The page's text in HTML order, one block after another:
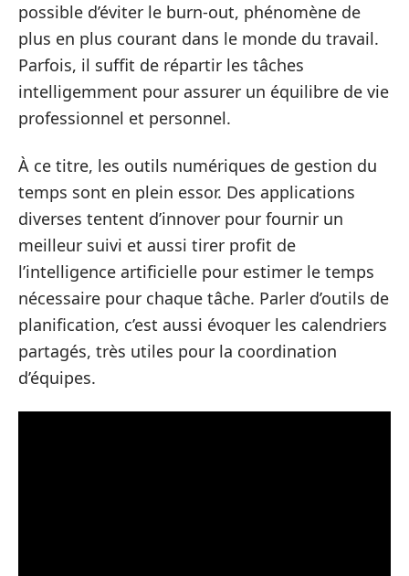
possible d’éviter le burn-out, phénomène de
plus en plus courant dans le monde du travail.
Parfois, il suffit de répartir les tâches
intelligemment pour assurer un équilibre de vie
professionnel et personnel.
À ce titre, les outils numériques de gestion du
temps sont en plein essor. Des applications
diverses tentent d’innover pour fournir un
meilleur suivi et aussi tirer profit de
l’intelligence artificielle pour estimer le temps
nécessaire pour chaque tâche. Parler d’outils de
planification, c’est aussi évoquer les calendriers
partagés, très utiles pour la coordination
d’équipes.